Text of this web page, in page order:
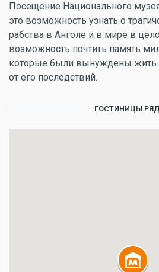
Посещение Национального
это возможность узнать о
рабства в Анголе и в мире в
возможность почтить память
которые были вынуждены жить
от его последствий.
ГОСТИНИЦЫ